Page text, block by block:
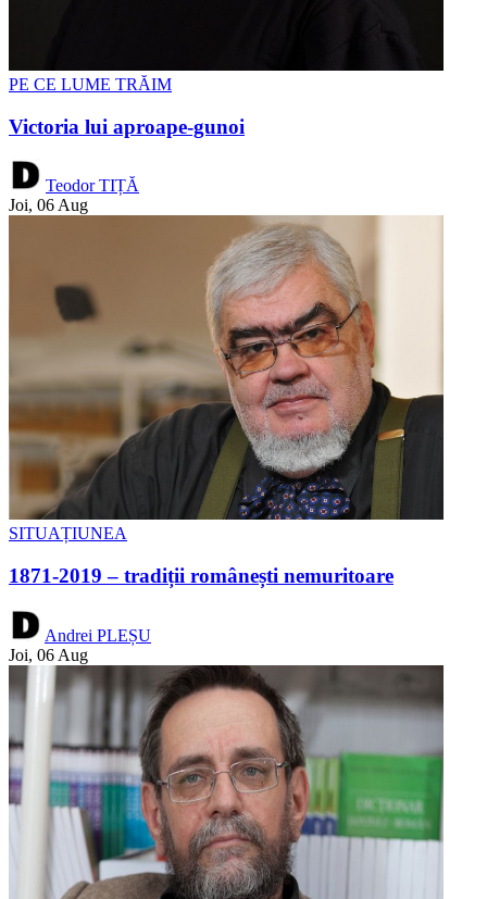
PE CE LUME TRĂIM
Victoria lui aproape-gunoi
Teodor TIȚĂ
Joi, 06 Aug
SITUAȚIUNEA
1871-2019 – tradiții românești nemuritoare
Andrei PLEȘU
Joi, 06 Aug